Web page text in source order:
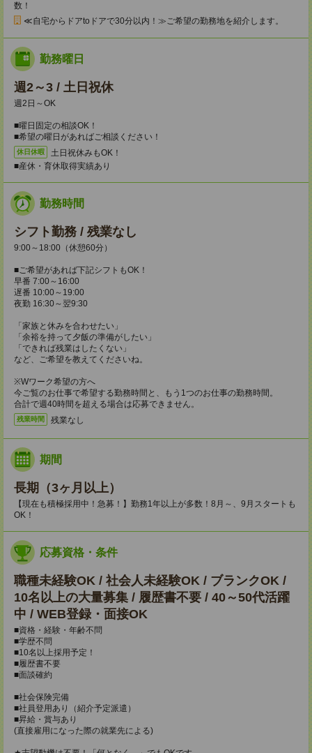
数！
≪自宅からドアtoドアで30分以内！≫ご希望の勤務地を紹介します。
勤務曜日
週2～3 / 土日祝休
週2日～OK
■曜日固定の相談OK！
■希望の曜日があればご相談ください！
休日休暇
土日祝休みもOK！
■産休・育休取得実績あり
勤務時間
シフト勤務 / 残業なし
9:00～18:00（休憩60分）
■ご希望があれば下記シフトもOK！
早番 7:00～16:00
遅番 10:00～19:00
夜勤 16:30～翌9:30
「家族と休みを合わせたい」
「余裕を持って夕飯の準備がしたい」
「できれば残業はしたくない」
など、ご希望を教えてくださいね。
※Wワーク希望の方へ
今ご覧のお仕事で希望する勤務時間と、もう1つのお仕事の勤務時間。
合計で週40時間を超える場合は応募できません。
残業時間 残業なし
期間
長期（3ヶ月以上）
【現在も積極採用中！急募！】勤務1年以上が多数！8月～、9月スタートも
OK！
応募資格・条件
職種未経験OK / 社会人未経験OK / ブランクOK /
10名以上の大量募集 / 履歴書不要 / 40～50代活躍
中 / WEB登録・面接OK
■資格・経験・年齢不問
■学歴不問
■10名以上採用予定！
■履歴書不要
■面談確約
■社会保険完備
■社員登用あり（紹介予定派遣）
■昇給・賞与あり
(直接雇用になった際の就業先による)